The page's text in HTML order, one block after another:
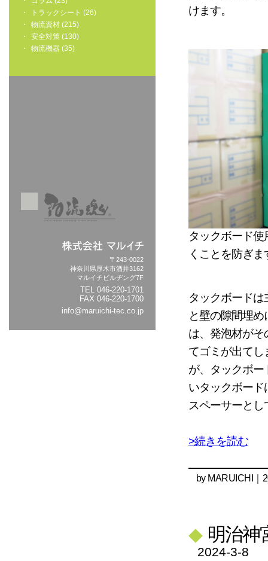
トラックシート (26)
物流資材 (215)
安全対策 (130)
物流機器 (35)
〒243-0022
神奈川県厚木市酒井3162
マルイチビルヂング7F
TEL 046-220-1701
FAX 046-220-1700
info@maruichi-tec.co.jp
けます。
タックボード
くことを防ぎま
タックボード
と壁の隙間埋
は、発泡材が
てゴミが出て
が、タックボ
いタックボー
スペーサーと
>続きを読む
by MARUICHI ｜
◆ 明治神
2024-3-8